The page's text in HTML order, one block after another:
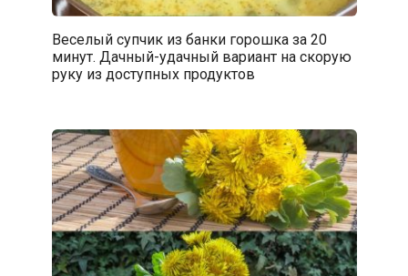
Веселый супчик из банки горошка за 20
минут. Дачный-удачный вариант на скорую
руку из доступных продуктов